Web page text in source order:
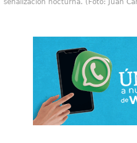
señalización nocturna. (Foto: Juan